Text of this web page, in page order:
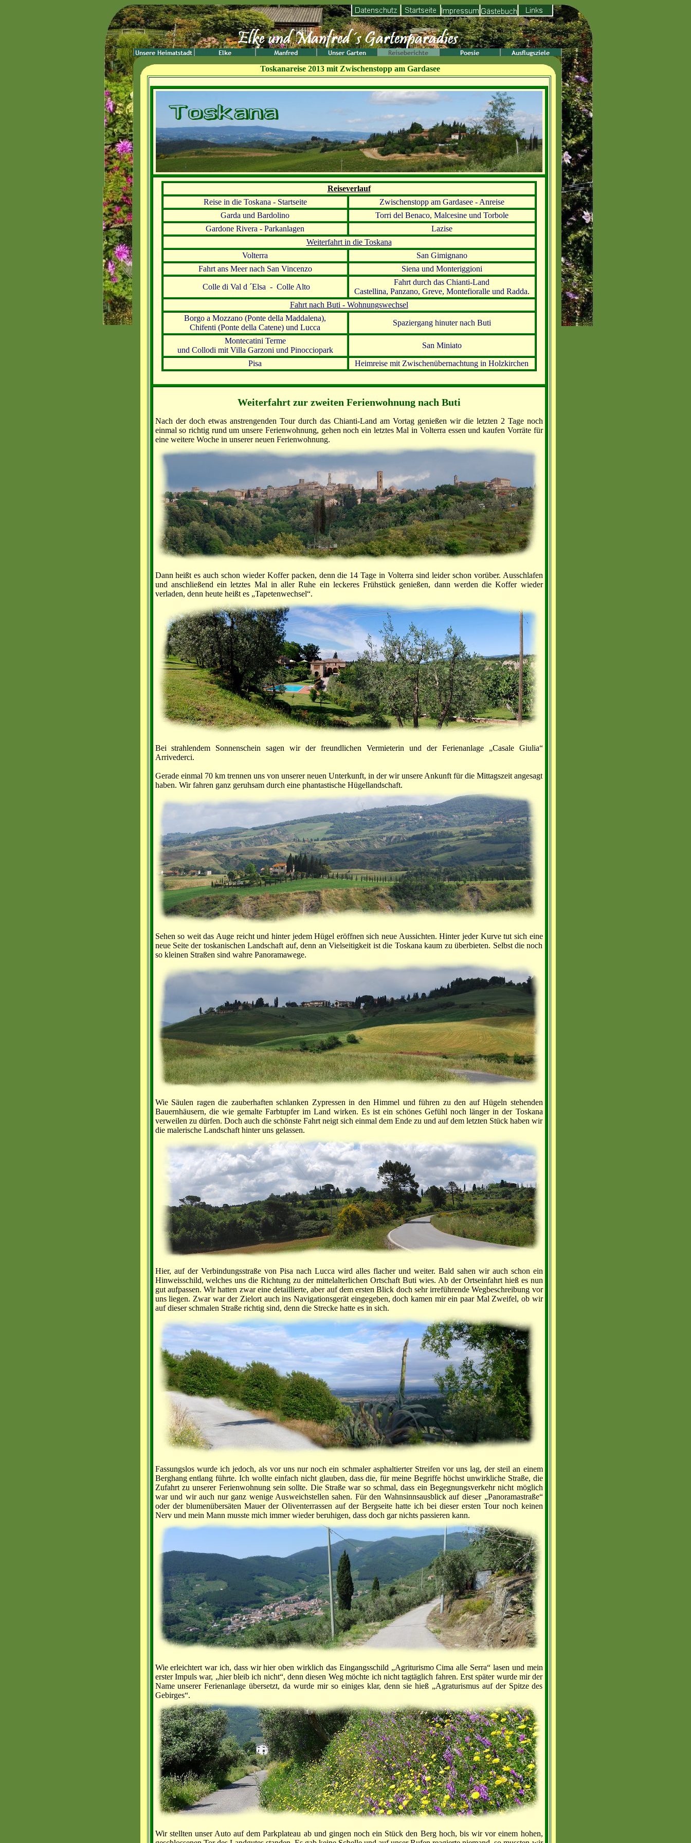
Toskanareise 2013 mit Zwischenstopp am Gardasee
Reiseverlauf
Reise in die Toskana - Startseite
Zwischenstopp am Gardasee - Anreise
Garda und Bardolino
Torri del Benaco, Malcesine und Torbole
Gardone Rivera - Parkanlagen
Lazise
Weiterfahrt in die Toskana
Volterra
San Gimignano
Fahrt ans Meer nach San Vincenzo
Siena und Monteriggioni
Colle di Val d ´Elsa - Colle Alto
Fahrt durch das Chianti-Land
Castellina, Panzano, Greve, Montefioralle und Radda.
Fahrt nach Buti - Wohnungswechsel
Borgo a Mozzano (Ponte della Maddalena),
Chifenti (Ponte della Catene) und Lucca
Spaziergang hinuter nach Buti
Montecatini Terme
und Collodi mit Villa Garzoni und Pinocciopark
San Miniato
Pisa Heimreise mit Zwischenübernachtung in Holzkirchen
Weiterfahrt zur zweiten Ferienwohnung nach Buti
Nach der doch etwas anstrengenden Tour durch das Chianti-Land am Vortag genießen wir die letzten 2 Tage noch
einmal so richtig rund um unsere Ferienwohnung, gehen noch ein letztes Mal in Volterra essen und kaufen Vorräte für
eine weitere Woche in unserer neuen Ferienwohnung.
Dann heißt es auch schon wieder Koffer packen, denn die 14 Tage in Volterra sind leider schon vorüber. Ausschlafen
und anschließend ein letztes Mal in aller Ruhe ein leckeres Frühstück genießen, dann werden die Koffer wieder
verladen, denn heute heißt es „Tapetenwechsel“.
Bei strahlendem Sonnenschein sagen wir der freundlichen Vermieterin und der Ferienanlage „Casale Giulia“
Arrivederci.
Gerade einmal 70 km trennen uns von unserer neuen Unterkunft, in der wir unsere Ankunft für die Mittagszeit angesagt
haben. Wir fahren ganz geruhsam durch eine phantastische Hügellandschaft.
Sehen so weit das Auge reicht und hinter jedem Hügel eröffnen sich neue Aussichten. Hinter jeder Kurve tut sich eine
neue Seite der toskanischen Landschaft auf, denn an Vielseitigkeit ist die Toskana kaum zu überbieten. Selbst die noch
so kleinen Straßen sind wahre Panoramawege.
Wie Säulen ragen die zauberhaften schlanken Zypressen in den Himmel und führen zu den auf Hügeln stehenden
Bauernhäusern, die wie gemalte Farbtupfer im Land wirken. Es ist ein schönes Gefühl noch länger in der Toskana
verweilen zu dürfen. Doch auch die schönste Fahrt neigt sich einmal dem Ende zu und auf dem letzten Stück haben wir
die malerische Landschaft hinter uns gelassen.
Hier, auf der Verbindungsstraße von Pisa nach Lucca wird alles flacher und weiter. Bald sahen wir auch schon ein
Hinweisschild, welches uns die Richtung zu der mittelalterlichen Ortschaft Buti wies. Ab der Ortseinfahrt hieß es nun
gut aufpassen. Wir hatten zwar eine detaillierte, aber auf dem ersten Blick doch sehr irreführende Wegbeschreibung vor
uns liegen. Zwar war der Zielort auch ins Navigationsgerät eingegeben, doch kamen mir ein paar Mal Zweifel, ob wir
auf dieser schmalen Straße richtig sind, denn die Strecke hatte es in sich.
Fassungslos wurde ich jedoch, als vor uns nur noch ein schmaler asphaltierter Streifen vor uns lag, der steil an einem
Berghang entlang führte. Ich wollte einfach nicht glauben, dass die, für meine Begriffe höchst unwirkliche Straße, die
Zufahrt zu unserer Ferienwohnung sein sollte. Die Straße war so schmal, dass ein Begegnungsverkehr nicht möglich
war und wir auch nur ganz wenige Ausweichstellen sahen. Für den Wahnsinnsausblick auf dieser „Panoramastraße“
oder der blumenübersäten Mauer der Oliventerrassen auf der Bergseite hatte ich bei dieser ersten Tour noch keinen
Nerv und mein Mann musste mich immer wieder beruhigen, dass doch gar nichts passieren kann.
Wie erleichtert war ich, dass wir hier oben wirklich das Eingangsschild „Agriturismo Cima alle Serra“ lasen und mein
erster Impuls war, „hier bleib ich nicht“, denn diesen Weg möchte ich nicht tagtäglich fahren. Erst später wurde mir der
Name unserer Ferienanlage übersetzt, da wurde mir so einiges klar, denn sie hieß „Agraturismus auf der Spitze des
Gebirges“.
Wir stellten unser Auto auf dem Parkplateau ab und gingen noch ein Stück den Berg hoch, bis wir vor einem hohen,